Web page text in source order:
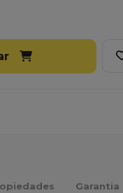
Garantia